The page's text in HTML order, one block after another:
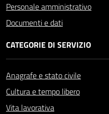
Personale amministrativo
Documenti e dati
CATEGORIE DI SERVIZIO
Anagrafe e stato civile
Cultura e tempo libero
Vita lavorativa